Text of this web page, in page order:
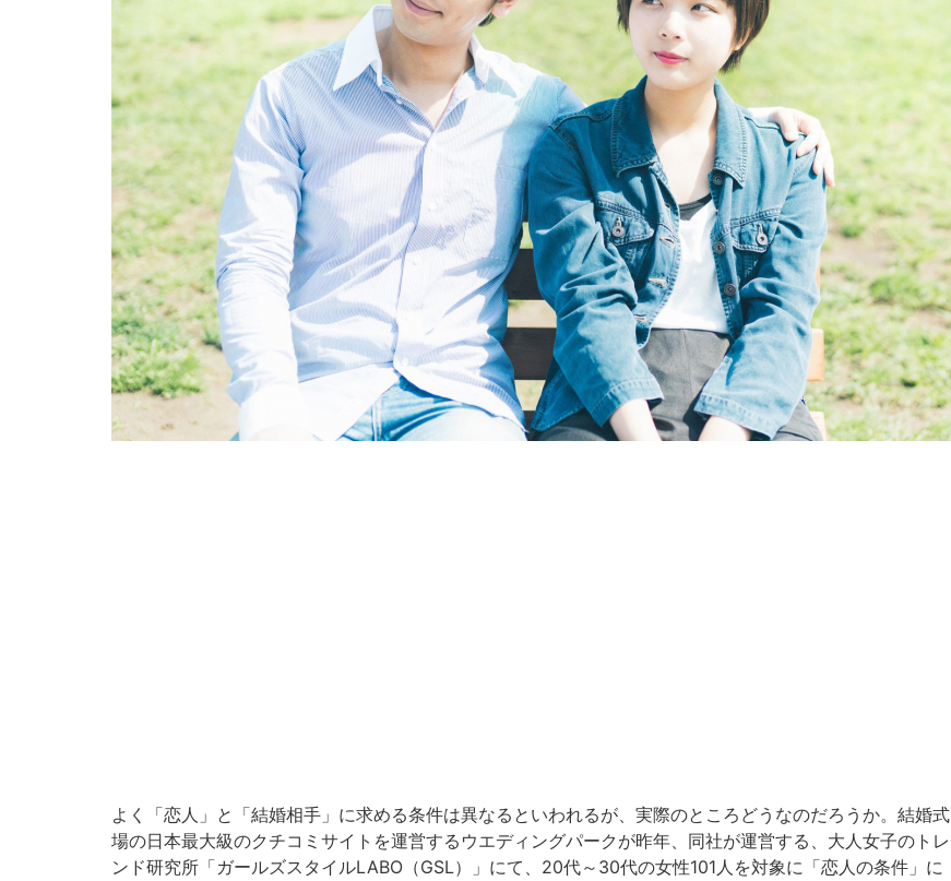
よく「恋人」と「結婚相手」に求める条件は異なるといわれるが、実際のところどうなのだろうか。結婚式
場の日本最大級のクチコミサイトを運営するウエディングパークが昨年、同社が運営する、大人女子のトレ
ンド研究所「ガールズスタイルLABO（GSL）」にて、20代～30代の女性101人を対象に「恋人の条件」に